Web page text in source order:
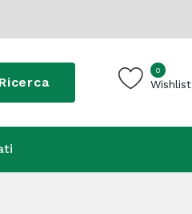
Ricerca
0
Wishlist